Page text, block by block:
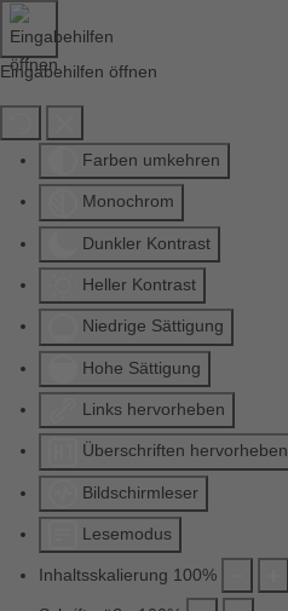
Eingabehilfen öffnen
Farben umkehren
Monochrom
Dunkler Kontrast
Heller Kontrast
Niedrige Sättigung
Hohe Sättigung
Links hervorheben
Überschriften hervorheben
Bildschirmleser
Lesemodus
Inhaltsskalierung 100%